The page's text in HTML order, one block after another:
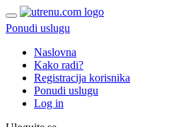
Ponudi uslugu
Naslovna
Kako radi?
Registracija korisnika
Ponudi uslugu
Log in